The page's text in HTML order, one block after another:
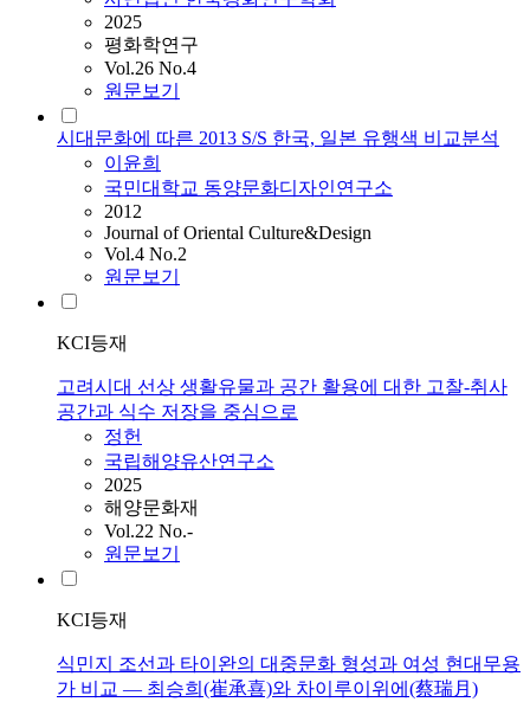
2025
평화학연구
Vol.26 No.4
원문보기
시대문화에 따른 2013 S/S 한국, 일본 유행색 비교분석
이윤희
국민대학교 동양문화디자인연구소
2012
Journal of Oriental Culture&Design
Vol.4 No.2
원문보기
KCI등재
고려시대 선상 생활유물과 공간 활용에 대한 고찰-취사
공간과 식수 저장을 중심으로
정헌
국립해양유산연구소
2025
해양문화재
Vol.22 No.-
원문보기
KCI등재
식민지 조선과 타이완의 대중문화 형성과 여성 현대무용
가 비교 — 최승희(崔承喜)와 차이루이위에(蔡瑞月)